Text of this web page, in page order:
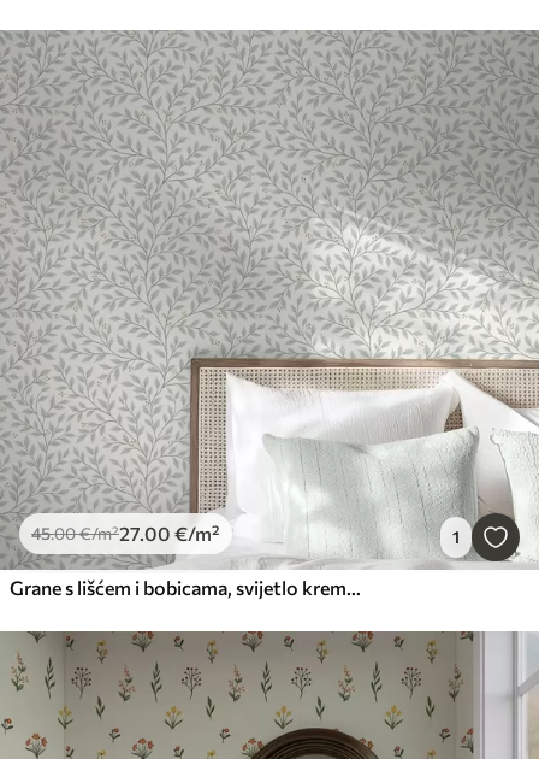
45.00€/m²27.00 €/m² 1
Grane s lišćem i bobicama, svijetlo kremaste boje i kadulje